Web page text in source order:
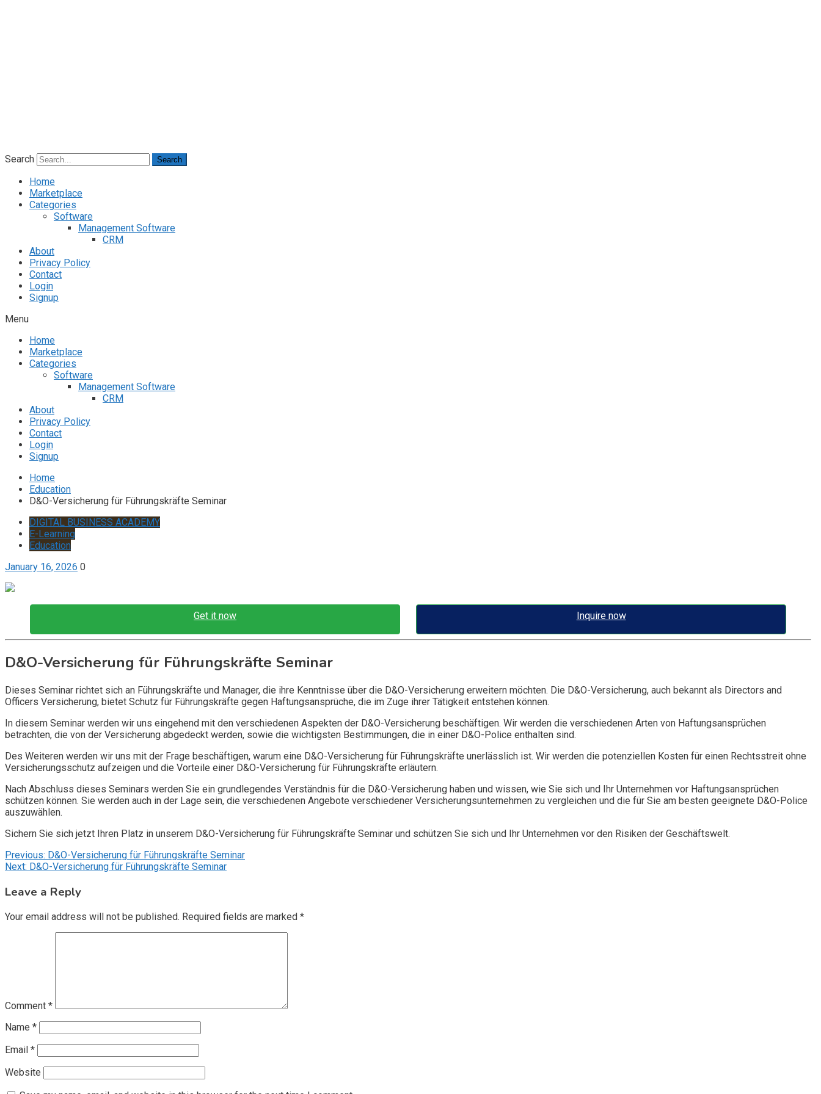
Search Search
Home
Marketplace
Categories
Software
Management Software
CRM
About
Privacy Policy
Contact
Login
Signup
Menu
Home
Marketplace
Categories
Software
Management Software
CRM
About
Privacy Policy
Contact
Login
Signup
Home
Education
D&O-Versicherung für Führungskräfte Seminar
DIGITAL BUSINESS ACADEMY
E-Learning
Education
January 16, 2026 0
Get it now Inquire now
D&O-Versicherung für Führungskräfte Seminar
Dieses Seminar richtet sich an Führungskräfte und Manager, die ihre Kenntnisse über die D&O-Versicherung erweitern möchten. Die D&O-Versicherung, auch bekannt als Directors and
Officers Versicherung, bietet Schutz für Führungskräfte gegen Haftungsansprüche, die im Zuge ihrer Tätigkeit entstehen können.
In diesem Seminar werden wir uns eingehend mit den verschiedenen Aspekten der D&O-Versicherung beschäftigen. Wir werden die verschiedenen Arten von Haftungsansprüchen
betrachten, die von der Versicherung abgedeckt werden, sowie die wichtigsten Bestimmungen, die in einer D&O-Police enthalten sind.
Des Weiteren werden wir uns mit der Frage beschäftigen, warum eine D&O-Versicherung für Führungskräfte unerlässlich ist. Wir werden die potenziellen Kosten für einen Rechtsstreit ohne
Versicherungsschutz aufzeigen und die Vorteile einer D&O-Versicherung für Führungskräfte erläutern.
Nach Abschluss dieses Seminars werden Sie ein grundlegendes Verständnis für die D&O-Versicherung haben und wissen, wie Sie sich und Ihr Unternehmen vor Haftungsansprüchen
schützen können. Sie werden auch in der Lage sein, die verschiedenen Angebote verschiedener Versicherungsunternehmen zu vergleichen und die für Sie am besten geeignete D&O-Police
auszuwählen.
Sichern Sie sich jetzt Ihren Platz in unserem D&O-Versicherung für Führungskräfte Seminar und schützen Sie sich und Ihr Unternehmen vor den Risiken der Geschäftswelt.
Post
navigation
Previous: D&O-Versicherung für Führungskräfte Seminar
Next: D&O-Versicherung für Führungskräfte Seminar
Leave a Reply
Your email address will not be published. Required fields are marked *
Comment *
Name *
Email *
Website